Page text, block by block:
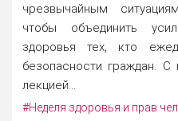
чрезвычайным
чтобы объединить
здоровья тех, кто
безопасности граждан.
лекцией...
#Неделя здоровья и прав